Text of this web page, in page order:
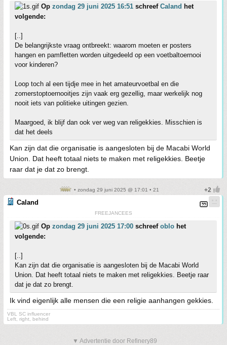
Op zondag 29 juni 2025 16:51 schreef Caland het
volgende:
[..]
De belangrijkste vraag ontbreekt: waarom moeten er posters
hangen en pamfletten worden uitgedeeld op een voetbaltoernooi
voor kinderen?
Loop toch al een tijdje mee in het amateurvoetbal en die
zomerstoptoernooitjes zijn vaak erg gezellig, maar werkelijk nog
nooit iets van politieke uitingen gezien.
Maargoed, ik blijf dan ook ver weg van religekkies. Misschien is
dat het deels
Kan zijn dat die organisatie is aangesloten bij de Macabi World
Union. Dat heeft totaal niets te maken met religekkies. Beetje
raar dat je dat zo brengt.
• zondag 29 juni 2025 @ 17:01 • 21
Caland
FREEJANCEES
Op zondag 29 juni 2025 17:00 schreef oblo het
volgende:
[..]
Kan zijn dat die organisatie is aangesloten bij de Macabi World
Union. Dat heeft totaal niets te maken met religekkies. Beetje raar
dat je dat zo brengt.
Ik vind eigenlijk alle mensen die een religie aanhangen gekkies.
VBL SC influencer
Left, right, behind
▼ Advertentie door Refinery89